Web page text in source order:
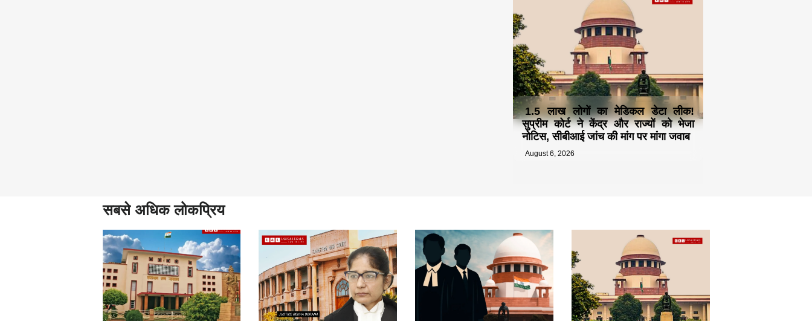
1.5 लाख लोगों का मेडिकल डेटा लीक!
सुप्रीम कोर्ट ने केंद्र और राज्यों को भेजा
नोटिस, सीबीआई जांच की मांग पर मांगा जवाब
August 6, 2026
सबसे अधिक लोकप्रिय